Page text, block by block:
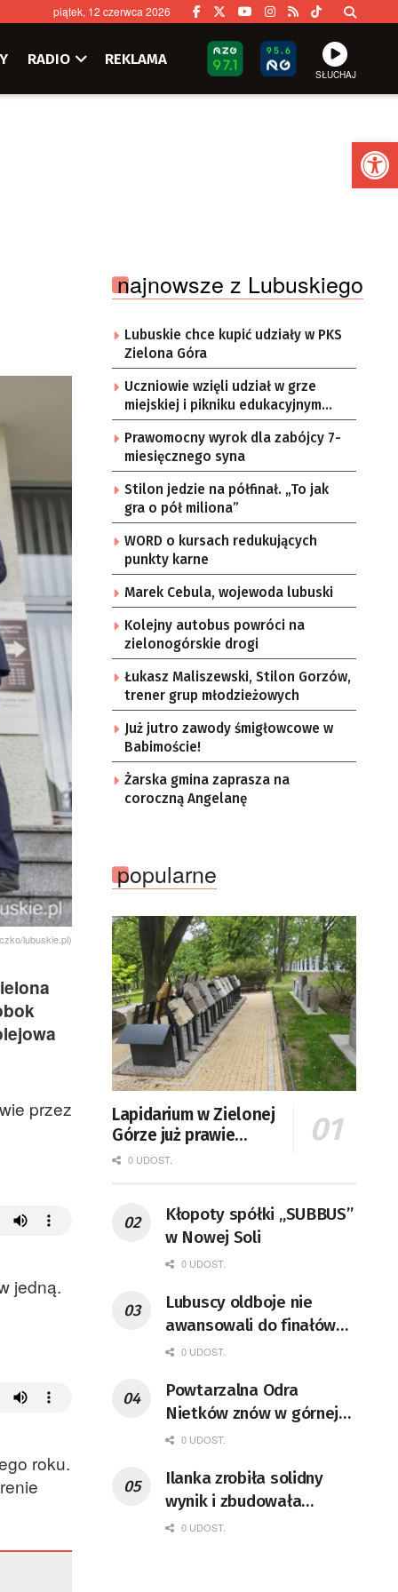
piątek, 12 czerwca 2026
RADIO REKLAMA
SŁUCHAJ
lubuskie.pl)
przez
jedną.
roku.
najnowsze z Lubuskiego
Lubuskie chce kupić udziały w PKS
Zielona Góra
Uczniowie wzięli udział w grze
miejskiej i pikniku edukacyjnym
[ZDJĘCIA]
Prawomocny wyrok dla zabójcy 7-
miesięcznego syna
Stilon jedzie na półfinał. „To jak
gra o pół miliona”
WORD o kursach redukujących
punkty karne
Marek Cebula, wojewoda lubuski
Kolejny autobus powróci na
zielonogórskie drogi
Łukasz Maliszewski, Stilon Gorzów,
trener grup młodzieżowych
Już jutro zawody śmigłowcowe w
Babimoście!
Żarska gmina zaprasza na
coroczną Angelanę
popularne
Lapidarium w Zielonej
Górze już prawie
gotowe
0 UDOST.
Kłopoty spółki „SUBBUS”
w Nowej Soli
0 UDOST.
Lubuscy oldboje nie
awansowali do finałów
Mistrzostw Polski
0 UDOST.
Powtarzalna Odra
Nietków znów w górnej
połowie IV ligi
0 UDOST.
Ilanka zrobiła solidny
wynik i zbudowała
młodzież
0 UDOST.